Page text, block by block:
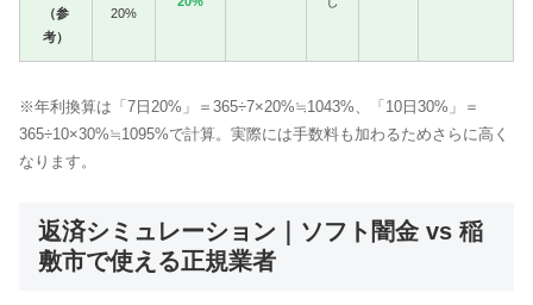
（参
考）
20%
※年利換算は「7日20%」＝365÷7×20%≒1043%、「10日30%」＝
365÷10×30%≒1095%で計算。実際には手数料も加わるためさらに高く
なります。
返済シミュレーション｜ソフト闇金 vs 稲
敷市で使える正規業者